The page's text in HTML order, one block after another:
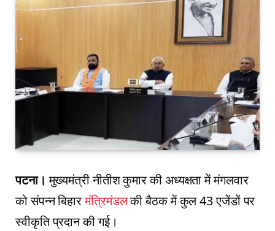
पटना। मुख्यमंत्री नीतीश कुमार की अध्यक्षता में मंगलवार
को संपन्न बिहारमंत्रिमंडलकी बैठक में कुल 43 एजेंडों पर
स्वीकृति प्रदान की गई।